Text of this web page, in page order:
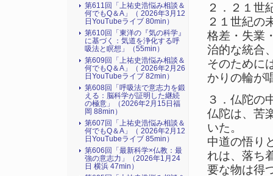
２．２１世
２１世紀の
格差・失業
治的な統合
そのために
かりの輪が
３．仏陀の
仏陀は、苦
いた。
中道の悟り
れは、落ち
要な物は得
第611回「上祐史浩悩み相談＆
何でもQ＆A」（ 2026年3月12
日YouTubeライブ 80min）
第610回「東洋の『気の科学』
に基づく：気道を浄化する呼
吸法と瞑想」（55min）
第609回「上祐史浩悩み相談＆
何でもQ＆A」（ 2026年2月26
日YouTubeライブ 82min）
第608回「呼吸法で意志力を鍛
える：脳科学が証明した継続
の極意」（2026年2月15日福
岡 88min）
第607回「上祐史浩悩み相談＆
何でもQ＆A」（ 2026年2月12
日YouTubeライブ 85min）
第606回「最新科学×仏教：最
強の意志力」（2026年1月24
日 横浜 47min）